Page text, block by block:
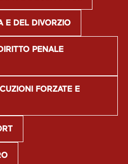
E DEL DIVORZIO
PENALE
FORZATE E